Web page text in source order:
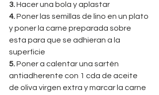
3. Hacer una bola y aplastar
4. Poner las semillas de lino en un plato
y poner la carne preparada sobre
esta para que se adhieran a la
superficie
5. Poner a calentar una sartén
antiadherente con 1 cda de aceite
de oliva virgen extra y marcar la carne